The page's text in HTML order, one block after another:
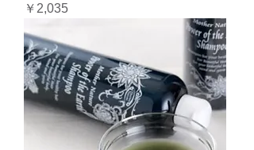
価格
￥2,035